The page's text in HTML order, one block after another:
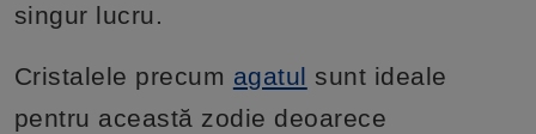
singur lucru.
Cristalele precum agatul sunt ideale
pentru această zodie deoarece